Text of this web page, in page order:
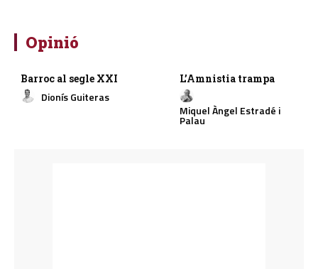
Opinió
Barroc al segle XXI
Dionís Guiteras
L’Amnistia trampa
Miquel Àngel Estradé i
Palau